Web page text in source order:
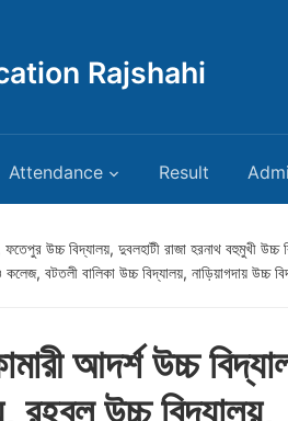
Rajshahi
Attendance Result
উচ্চ বিদ্যালয়, দুবলহাটী রাজা হরনাথ বহুমুখী
কলেজ, বটতলী বালিকা উচ্চ বিদ্যালয়, নাড়িয়াগদায় উচ্চ
আদর্শ উচ্চ
রহবল উচ্চ বিদ্যালয়,